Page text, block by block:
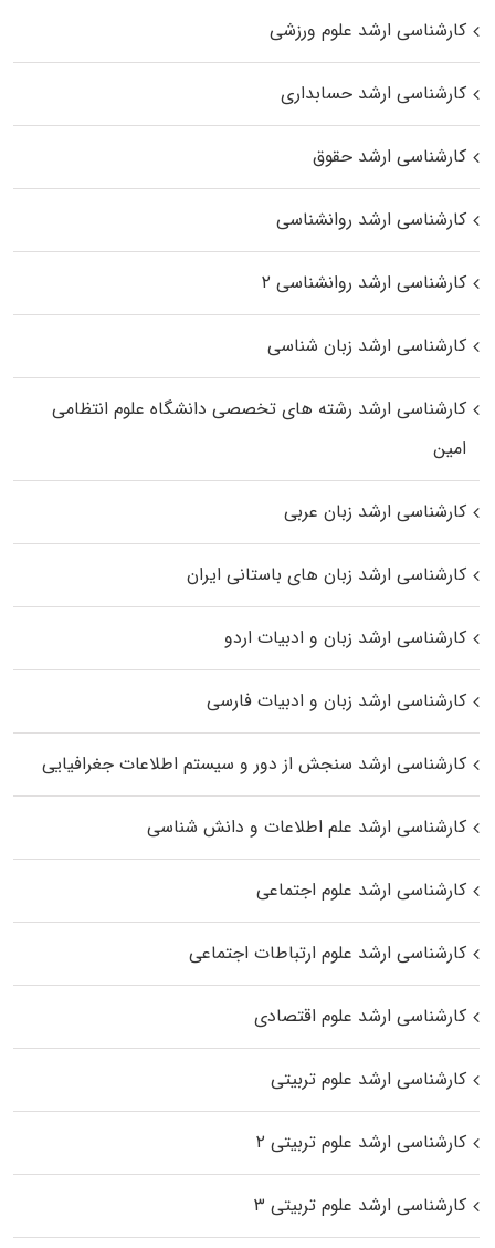
کارشناسی ارشد علوم ورزشی
کارشناسی ارشد حسابداری
کارشناسی ارشد حقوق
کارشناسی ارشد روانشناسی
کارشناسی ارشد روانشناسی ۲
کارشناسی ارشد زبان شناسی
کارشناسی ارشد رﺷﺘﻪ ﻫﺎی تخصصی داﻧﺸﮕﺎه ﻋﻠﻮم انتظامی
اﻣﻴﻦ
کارشناسی ارشد زبان عربی
کارشناسی ارشد زبان‌ های باستانی ایران
کارشناسی ارشد زبان و ادبیات اردو
کارشناسی ارشد زبان و ادبیات فارسی
کارشناسی ارشد سنجش از دور و سیستم اطلاعات جغرافیایی
کارشناسی ارشد علم اطلاعات و دانش شناسی
کارشناسی ارشد علوم اجتماعی
کارشناسی ارشد علوم ارتباطات اجتماعی
کارشناسی ارشد علوم اقتصادی
کارشناسی ارشد علوم تربیتی
کارشناسی ارشد علوم تربیتی ۲
کارشناسی ارشد علوم تربیتی ۳